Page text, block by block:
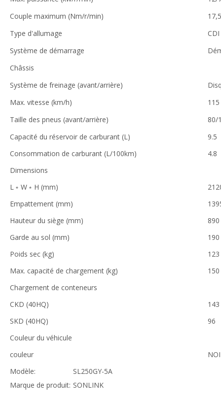
Couple maximum (Nm/r/min)
Type d'allumage
CDI
Système de démarrage
Châssis
Système de freinage (avant/arrière)
Max. vitesse (km/h)
115
Taille des pneus (avant/arrière)
80/
Capacité du réservoir de carburant (L)
9.5
Consommation de carburant (L/100km)
4.8
Dimensions
L﹡W﹡H (mm)
Empattement (mm)
Hauteur du siège (mm)
890
Garde au sol (mm)
190
Poids sec (kg)
123
Max. capacité de chargement (kg)
150
Chargement de conteneurs
CKD (40HQ)
143
SKD (40HQ)
96
Couleur du véhicule
couleur
Modèle:
SL250GY-5A
Marque de produit: SONLINK